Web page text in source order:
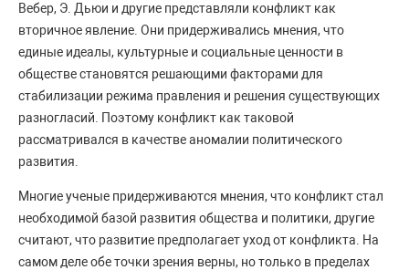
Вебер, Э. Дьюи и другие представляли конфликт как
вторичное явление. Они придерживались мнения, что
единые идеалы, культурные и социальные ценности в
обществе становятся решающими факторами для
стабилизации режима правления и решения существующих
разногласий. Поэтому конфликт как таковой
рассматривался в качестве аномалии политического
развития.
Многие ученые придерживаются мнения, что конфликт стал
необходимой базой развития общества и политики, другие
считают, что развитие предполагает уход от конфликта. На
самом деле обе точки зрения верны, но только в пределах